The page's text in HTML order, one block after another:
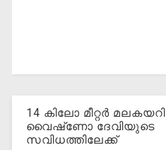
14 കിലോ മീറ്റര്‍ മലകയറി
വൈഷ്‌ണോ ദേവിയുടെ
സവിധത്തിലേക്ക്